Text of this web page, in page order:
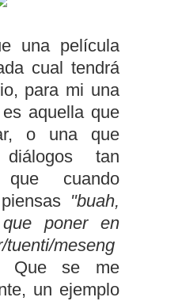
una película
cual tendrá
para mi una
aquella que
o una que
tan
que cuando
"buah,
poner en
tuenti/meseng
Que se me
un ejemplo